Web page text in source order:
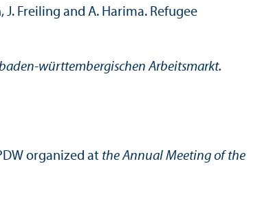
J. Freiling and A. Harima. Refugee
württembergischen Arbeits­markt.
organized at the Annual Meeting of the